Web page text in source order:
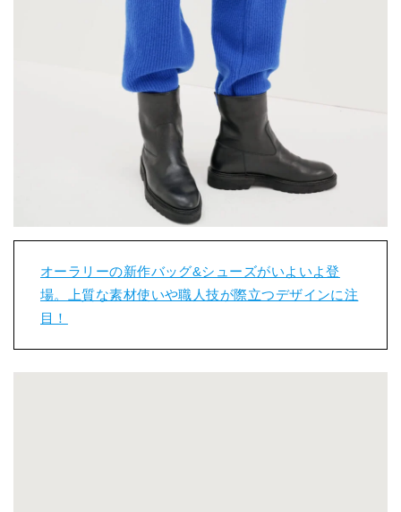
オーラリーの新作バッグ&シューズがいよいよ登
場。上質な素材使いや職人技が際立つデザインに注
目！